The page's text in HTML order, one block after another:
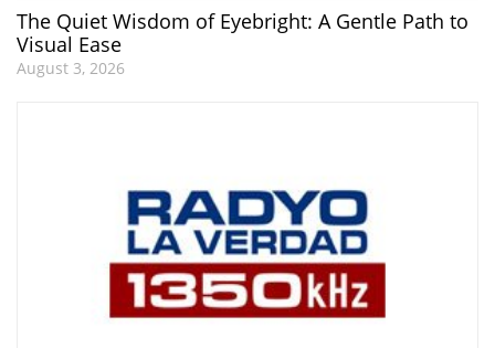
The Quiet Wisdom of Eyebright: A Gentle Path to
Visual Ease
August 3, 2026